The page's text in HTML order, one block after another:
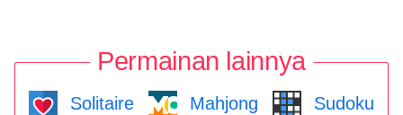
Permainan lainnya
Solitaire Mahjong Sudoku